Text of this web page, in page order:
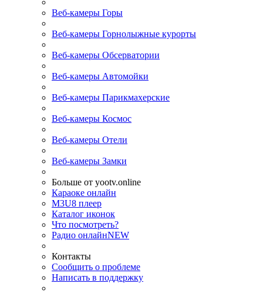
Веб-камеры Горы
Веб-камеры Горнолыжные курорты
Веб-камеры Обсерватории
Веб-камеры Автомойки
Веб-камеры Парикмахерские
Веб-камеры Космос
Веб-камеры Отели
Веб-камеры Замки
Больше от yootv.online
Караоке онлайн
M3U8 плеер
Каталог иконок
Что посмотреть?
Радио онлайнNEW
Контакты
Сообщить о проблеме
Написать в поддержку